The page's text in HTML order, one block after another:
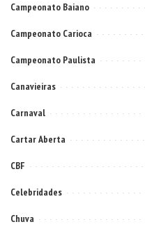
Campeonato Baiano
Campeonato Carioca
Campeonato Paulista
Canavieiras
Carnaval
Cartar Aberta
CBF
Celebridades
Chuva